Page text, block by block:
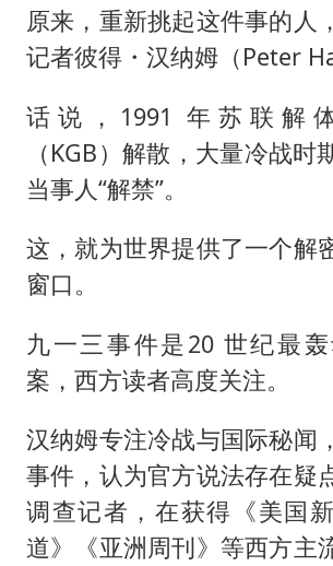
原来，重新挑起这件事的人
记者彼得・汉纳姆（Peter
话说，1991 年苏联解
（KGB）解散，大量冷战时
当事人“解禁”。
这，就为世界提供了一个解
窗口。
九一三事件是20 世纪最
案，西方读者高度关注。
汉纳姆专注冷战与国际秘闻
事件，认为官方说法存在疑
调查记者，在获得《美国
道》《亚洲周刊》等西方主